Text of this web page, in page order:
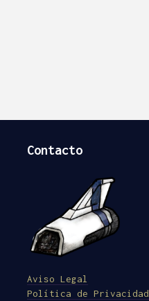
Contacto
Aviso Legal
Política de Privacidad